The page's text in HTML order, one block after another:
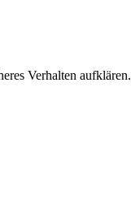
Verhalten aufklären.